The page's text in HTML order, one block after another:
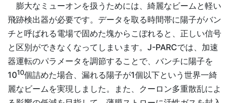
膨大なミューオンを扱うためには、綺麗なビームと軽い
飛跡検出器が必要です。データを取る時間帯に陽子がバン
チと呼ばれる電場で固めた塊からこぼれると、正しい信号
と区別ができなくなってしまいます。J-PARCでは、加速
器運転のパラメータを調節することで、バンチに陽子を
1010個詰めた場合、漏れる陽子が1個以下という世界一綺
麗なビームを実現しました。また、クーロン多重散乱によ